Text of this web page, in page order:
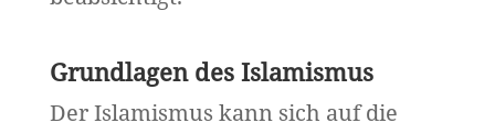
Grundlagen des Islamismus
Der Islamismus kann sich auf die